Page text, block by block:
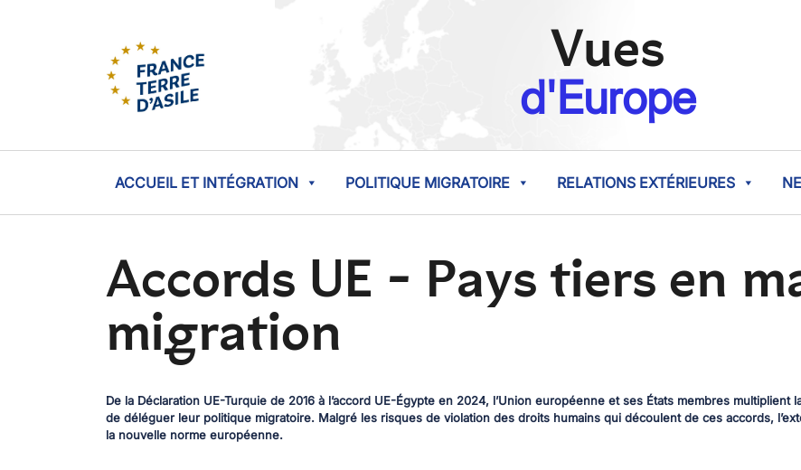
Vues
d'Europe
ACCUEIL ET INTÉGRATION POLITIQUE MIGRATOIRE RELATIONS EXTÉRIEURES
Accords UE - Pays tiers en
migration
De la Déclaration UE-Turquie de 2016 à l’accord UE-Égypte en 2024, l’Union européenne et ses États membres multiplient
de déléguer leur politique migratoire. Malgré les risques de violation des droits humains qui découlent de ces accords,
la nouvelle norme européenne.